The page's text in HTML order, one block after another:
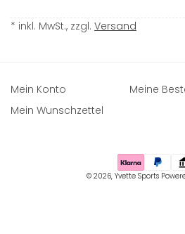
* inkl. MwSt., zzgl. Versand
Mein Konto
Meine
Mein Wunschzettel
© 2026, Yvette Sports